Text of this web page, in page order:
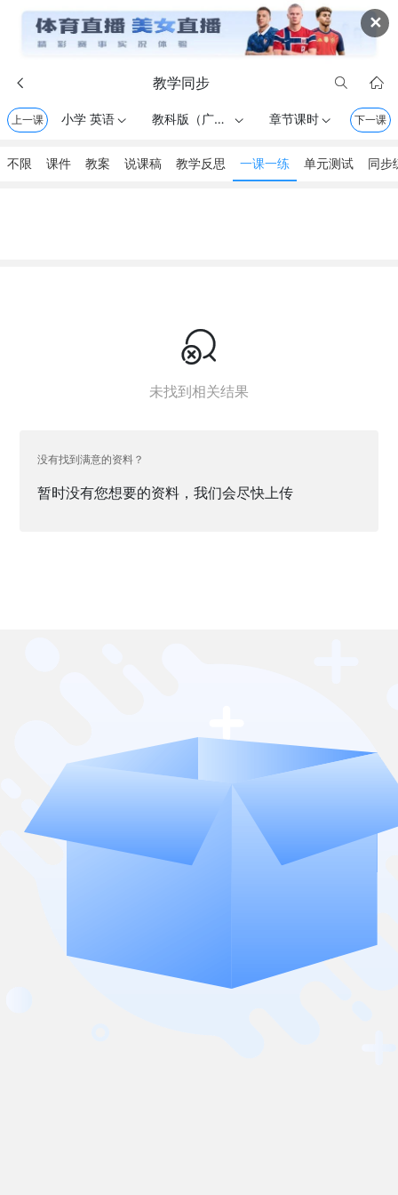
✕
 教学同步  
上一课 小学 英语 教科版（广州） . 一年级上册  章节课时 下一课
不限 课件 教案 说课稿 教学反思 一课一练 单元测试 同步

未找到相关结果
没有找到满意的资料？
暂时没有您想要的资料，我们会尽快上传